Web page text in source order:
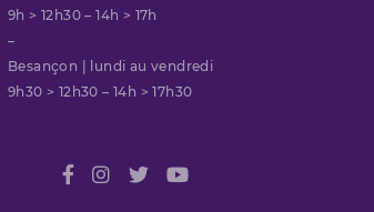
9h > 12h30 – 14h > 17h
–
Besançon | lundi au vendredi
9h30 > 12h30 – 14h > 17h30